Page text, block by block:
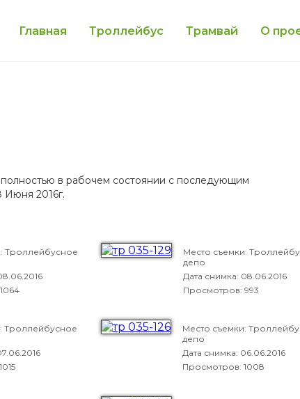
Главная Троллейбус Трамвай О
полностью в рабочем состоянии с последующим
Июня 2016г.
Троллейбусное
Место съемки:
депо
Дата снимка: 08.06.2016
Просмотров: 993
Троллейбусное
Место съемки:
депо
Дата снимка: 06.06.2016
Просмотров: 1008